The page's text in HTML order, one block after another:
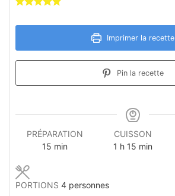
Imprimer la recette
Pin la recette
PRÉPARATION
15minutes
min
CUISSON
1 heure
h 15 minutes
min
PORTIONS 4 personnes